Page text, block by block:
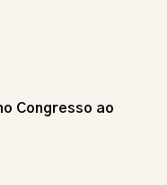
Congresso ao